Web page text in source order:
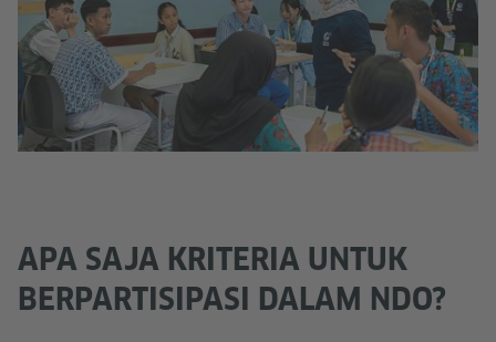
APA SAJA KRITERIA UNTUK
BERPARTISIPASI DALAM NDO?